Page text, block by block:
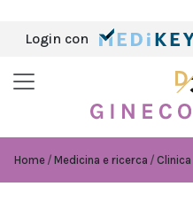
Login con
Home Medicina e ricerca Clinica